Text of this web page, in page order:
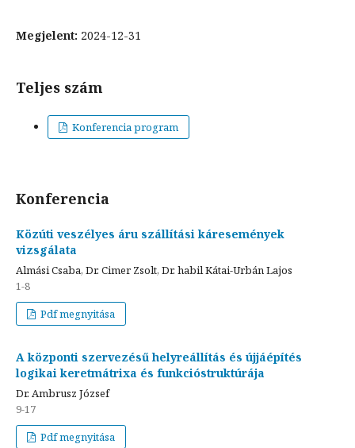
Megjelent: 2024-12-31
Teljes szám
Konferencia program
Konferencia
Közúti veszélyes áru szállítási káresemények
vizsgálata
Almási Csaba, Dr. Cimer Zsolt, Dr. habil Kátai-Urbán Lajos
1-8
Pdf megnyitása
A központi szervezésű helyreállítás és újjáépítés
logikai keretmátrixa és funkcióstruktúrája
Dr. Ambrusz József
9-17
Pdf megnyitása